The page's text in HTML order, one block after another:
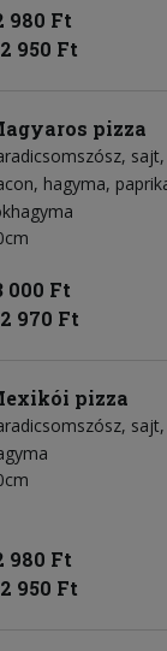
980 Ft
2 950 Ft
pizza
sajt
hagyma
000 Ft
2 970 Ft
pizza
sajt
980 Ft
2 950 Ft